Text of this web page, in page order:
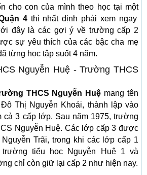
cho con của mình theo học tại một
4thì nhất định phải xem ngay
đây là các gợi ý về trường cấp 2
sự yêu thích của các bậc cha mẹ
từng học tập suốt 4 năm.
Nguyễn Huệ - Trường THCS
THCS Nguyễn Huệ mang tên
Thị Nguyễn Khoái, thành lập vào
cả 3 cấp lớp. Sau năm 1975, trường
Nguyễn Huệ. Các lớp cấp 3 được
Trãi, trong khi các lớp cấp 1
tiểu học Nguyễn Huệ 1 và
chỉ còn giữ lại cấp 2 như hiện nay.